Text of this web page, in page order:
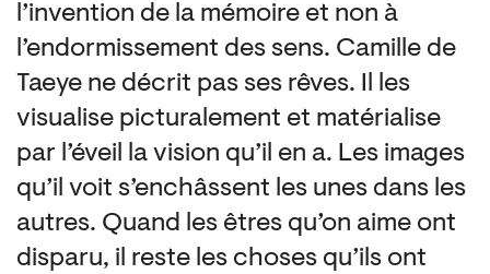
l’invention de la mémoire et non à
l’endormissement des sens. Camille de
Taeye ne décrit pas ses rêves. Il les
visualise picturalement et matérialise
par l’éveil la vision qu’il en a. Les images
qu’il voit s’enchâssent les unes dans les
autres. Quand les êtres qu’on aime ont
disparu, il reste les choses qu’ils ont